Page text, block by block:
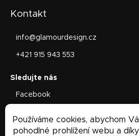
Používáme cookies, abychom
pohodlné prohlížení webu a
Kontakt
info@glamourdesign.cz
+421 915 943 553
Facebook
Facebook